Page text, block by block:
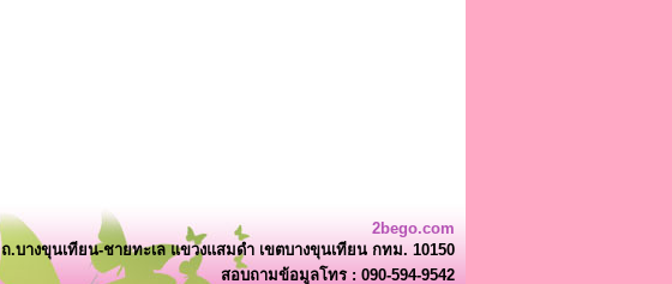
2bego.com
ถ.บางขุนเทียน-ชายทะเล แขวงแสมดำ เขตบางขุนเทียน กทม. 10150
สอบถามข้อมูลโทร : 090-594-9542